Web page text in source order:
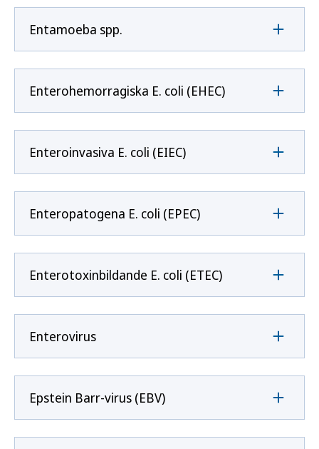
Entamoeba spp.
Enterohemorragiska E. coli (EHEC)
Enteroinvasiva E. coli (EIEC)
Enteropatogena E. coli (EPEC)
Enterotoxinbildande E. coli (ETEC)
Enterovirus
Epstein Barr-virus (EBV)